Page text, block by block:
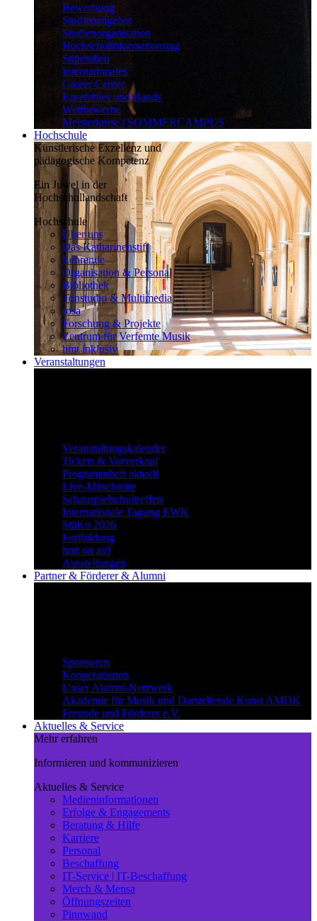
Bewerbung
Studienangebot
Studienorganisation
Hochschulinformationstag
Stipendien
Internationales
Career Center
Ensembles und Bands
Wettbewerbe
Meisterkurse | SOMMERCAMPUS
Hochschule
Künstlerische Exzellenz und
pädagogische Kompetenz
Ein Juwel in der
Hochschullandschaft
Hochschule
Über uns
Das Katharinenstift
Lehrende
Organisation & Personal
Bibliothek
Tonstudio & Multimedia
rosa
Forschung & Projekte
Zentrum für Verfemte Musik
hmt inklusiv
Veranstaltungen
Veranstaltungskalender
Tickets & Vorverkauf
Programmheft aktuell
Live-Mitschnitte
Schauspielschultreffen
Internationale Tagung EWK
StäKo 2026
Fortbildung
hmt on air!
Ausstellungen
Partner & Förderer & Alumni
Sponsoren
Kooperationen
Unser Alumni-Netzwerk
Akademie für Musik und Darstellende Kunst AMDK
Freunde und Förderer e.V.
Aktuelles & Service
Mehr erfahren
Informieren und kommunizieren
Aktuelles & Service
Medieninformationen
Erfolge & Engagements
Beratung & Hilfe
Karriere
Personal
Beschaffung
IT-Service | IT-Beschaffung
Merch & Mensa
Öffnungszeiten
Pinnwand